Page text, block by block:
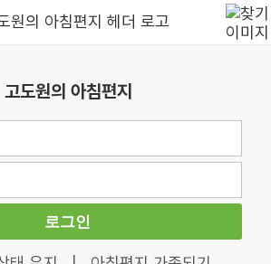
고도원의 아침편지
로그인